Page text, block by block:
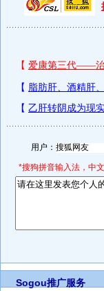
用户：
*搜狗拼音输入法，中
Sogou推广服务